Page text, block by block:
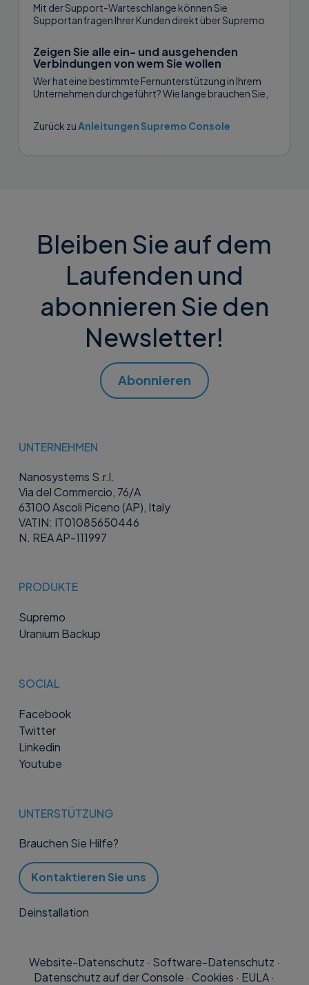
Mit der Support-Warteschlange können Sie
Supportanfragen Ihrer Kunden direkt über Supremo
Mitarbeitern zuweisen oder...
Zeigen Sie alle ein- und ausgehenden
Verbindungen von wem Sie wollen
Wer hat eine bestimmte Fernunterstützung in Ihrem
Unternehmen durchgeführt? Wie lange brauchen Sie,
Zurück zuAnleitungen Supremo Console
Bleiben Sie auf dem
Laufenden und
abonnieren Sie den
Newsletter!
Abonnieren
UNTERNEHMEN
Nanosystems S.r.l.
Via del Commercio, 76/A
63100 Ascoli Piceno (AP), Italy
VATIN: IT01085650446
N. REA AP-111997
PRODUKTE
Supremo
Uranium Backup
SOCIAL
Facebook
Twitter
Linkedin
Youtube
UNTERSTÜTZUNG
Brauchen Sie Hilfe?
Kontaktieren Sie uns
Deinstallation
Website-Datenschutz · Software-Datenschutz ·
Datenschutz auf der Console ·Cookies · EULA·